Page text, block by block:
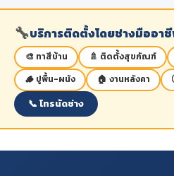
🔧บริการติดตั้งโดยช่างมืออา
🎨 ทาสีบ้าน 🚿 ติดตั้งสุขภัณฑ์
🪵 ปูพื้น-ผนัง
🏠 งานหลังคา
📞 โทรนัดช่าง